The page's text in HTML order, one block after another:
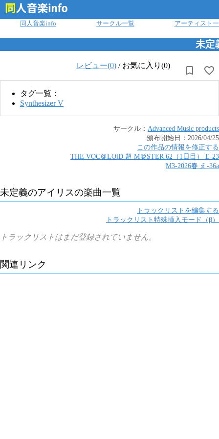
同人音楽info サークル一覧 アーティスト
未定
レビュー(0) / お気に入り(0)
タグ一覧：
Synthesizer V
サークル： Advanced Music products
頒布開始日： 2026/04/25
この作品の情報を修正する
THE VOC＠LOiD 超 M＠STER 62（1日目）
E-23
M3-2026春 え -36a
未定義のアイリスの楽曲一覧
トラックリストを編集する
トラックリスト特殊挿入モード（β）
トラックリストはまだ登録されていません。
関連リンク